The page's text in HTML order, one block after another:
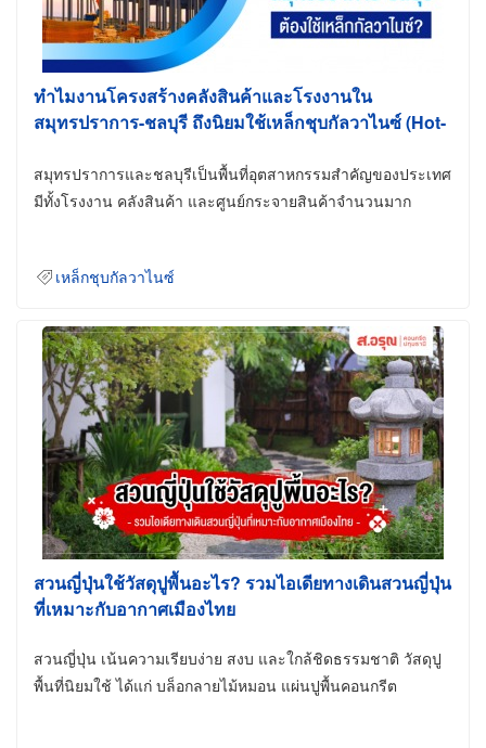
ทำไมงานโครงสร้างคลังสินค้าและโรงงานใน
สมุทรปราการ-ชลบุรี ถึงนิยมใช้เหล็กชุบกัลวาไนซ์ (Hot-
สมุทรปราการและชลบุรีเป็นพื้นที่อุตสาหกรรมสำคัญของประเทศ
มีทั้งโรงงาน คลังสินค้า และศูนย์กระจายสินค้าจำนวนมาก
เหล็กชุบกัลวาไนซ์
สวนญี่ปุ่นใช้วัสดุปูพื้นอะไร? รวมไอเดียทางเดินสวนญี่ปุ่น
ที่เหมาะกับอากาศเมืองไทย
สวนญี่ปุ่น เน้นความเรียบง่าย สงบ และใกล้ชิดธรรมชาติ วัสดุปู
พื้นที่นิยมใช้ ได้แก่ บล็อกลายไม้หมอน แผ่นปูพื้นคอนกรีต